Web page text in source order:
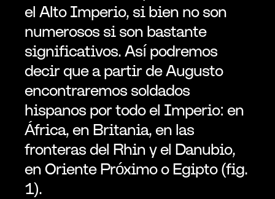
el Alto Imperio, si bien no son
numerosos si son bastante
significativos. Así podremos
decir que a partir de Augusto
encontraremos soldados
hispanos por todo el Imperio: en
África, en Britania, en las
fronteras del Rhin y el Danubio,
en Oriente Próximo o Egipto (fig.
1).